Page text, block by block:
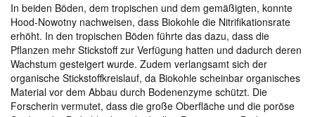
In beiden Böden, dem tropischen und dem gemäßigten, konnte
Hood-Nowotny nachweisen, dass Biokohle die Nitrifikationsrate
erhöht. In den tropischen Böden führte das dazu, dass die
Pflanzen mehr Stickstoff zur Verfügung hatten und dadurch deren
Wachstum gesteigert wurde. Zudem verlangsamt sich der
organische Stickstoffkreislauf, da Biokohle scheinbar organisches
Material vor dem Abbau durch Bodenenzyme schützt. Die
Forscherin vermutet, dass die große Oberfläche und die poröse